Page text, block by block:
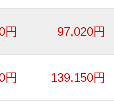
0円 97,020円
0円 139,150円